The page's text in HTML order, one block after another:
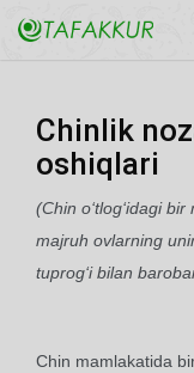
Chinlik
oshiqlari
(Chin o‘tlog‘idagi
majruh ovlarning
tuprog‘i bilan
Chin mamlakatida